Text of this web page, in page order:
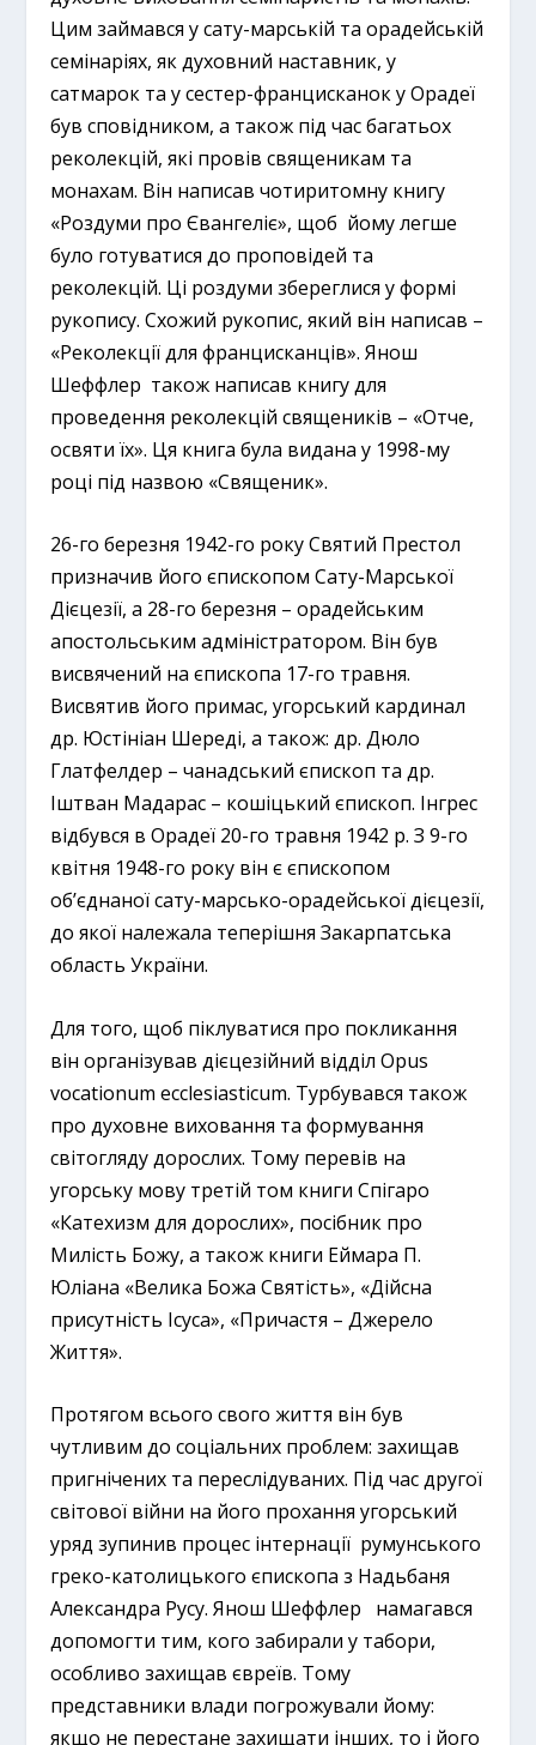
Цим займався у сату-марській та орадейській
семінаріях, як духовний наставник, у
сатмарок та у сестер-францисканок у Орадеї
був сповідником, а також під час багатьох
реколекцій, які провів священикам та
монахам. Він написав чотиритомну книгу
«Роздуми про Євангеліє», щоб йому легше
було готуватися до проповідей та
реколекцій. Ці роздуми збереглися у формі
рукопису. Схожий рукопис, який він написав –
«Реколекції для францисканців». Янош
Шеффлер також написав книгу для
проведення реколекцій священиків – «Отче,
освяти їх». Ця книга була видана у 1998-му
році під назвою «Священик».
26-го березня 1942-го року Святий Престол
призначив його єпископом Сату-Марської
Дієцезії, а 28-го березня – орадейським
апостольським адміністратором. Він був
висвячений на єпископа 17-го травня.
Висвятив його примас, угорський кардинал
др. Юстініан Шереді, а також: др. Дюло
Глатфелдер – чанадський єпископ та др.
Іштван Мадарас – кошіцький єпископ. Інгрес
відбувся в Орадеї 20-го травня 1942 р. З 9-го
квітня 1948-го року він є єпископом
об’єднаної сату-марсько-орадейської дієцезії,
до якої належала теперішня Закарпатська
область України.
Для того, щоб піклуватися про покликання
він організував дієцезійний відділ Opus
vocationum ecclesiasticum. Турбувався також
про духовне виховання та формування
світогляду дорослих. Тому перевів на
угорську мову третій том книги Спігаро
«Катехизм для дорослих», посібник про
Милість Божу, а також книги Еймара П.
Юліана «Велика Божа Святість», «Дійсна
присутність Ісуса», «Причастя – Джерело
Життя».
Протягом всього свого життя він був
чутливим до соціальних проблем: захищав
пригнічених та переслідуваних. Під час другої
світової війни на його прохання угорський
уряд зупинив процес інтернації румунського
греко-католицького єпископа з Надьбаня
Александра Русу. Янош Шеффлер намагався
допомогти тим, кого забирали у табори,
особливо захищав євреїв. Тому
представники влади погрожували йому:
якщо не перестане захищати інших, то і його